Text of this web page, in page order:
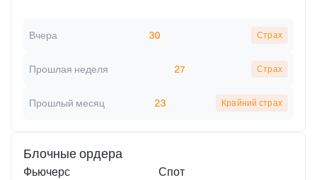
Вчера 30 Страх
Прошлая неделя 27 Страх
Прошлый месяц 23 Крайний страх
Блочные ордера
Фьючерс Спот